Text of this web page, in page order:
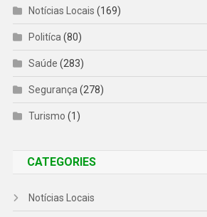
Notícias Locais (169)
Politíca (80)
Saúde (283)
Segurança (278)
Turismo (1)
CATEGORIES
Notícias Locais